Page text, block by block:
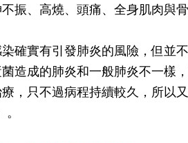
振、高燒、頭痛、全身肌肉與骨
確實有引發肺炎的風險，但並
造成的肺炎和一般肺炎不一樣
，只不過病程持續較久，所以